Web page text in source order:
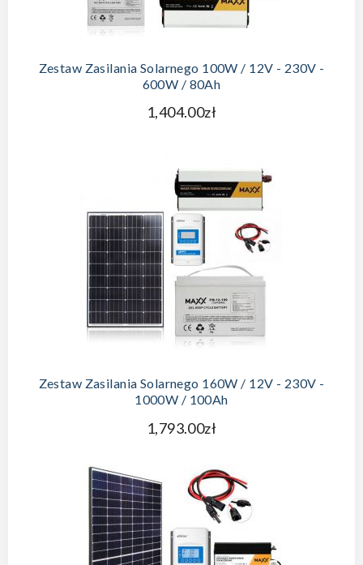
DODAJ DO KOSZYKA
Zestaw Zasilania Solarnego 100W / 12V - 230V -
600W / 80Ah
1,404.00zł
DODAJ DO KOSZYKA
Zestaw Zasilania Solarnego 160W / 12V - 230V -
1000W / 100Ah
1,793.00zł